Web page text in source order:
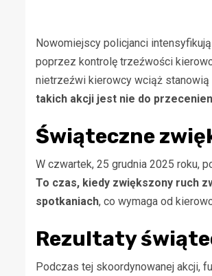
Nowomiejscy policjanci
poprzez kontrolę trzeźwości
nietrzeźwi kierowcy wciąż
takich akcji jest nie do
Świąteczne
W czwartek, 25 grudnia 2025 roku,
To czas, kiedy zwiększony ruch
spotkaniach, co wymaga od
Rezultaty
Podczas tej skoordynowanej akcji,